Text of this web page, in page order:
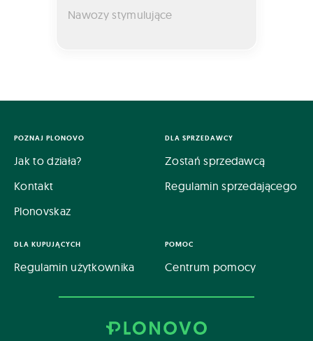
Nawozy stymulujące
POZNAJ PLONOVO
Jak to działa?
Kontakt
Plonovskaz
DLA SPRZEDAWCY
Zostań sprzedawcą
Regulamin sprzedającego
DLA KUPUJĄCYCH
Regulamin użytkownika
POMOC
Centrum pomocy